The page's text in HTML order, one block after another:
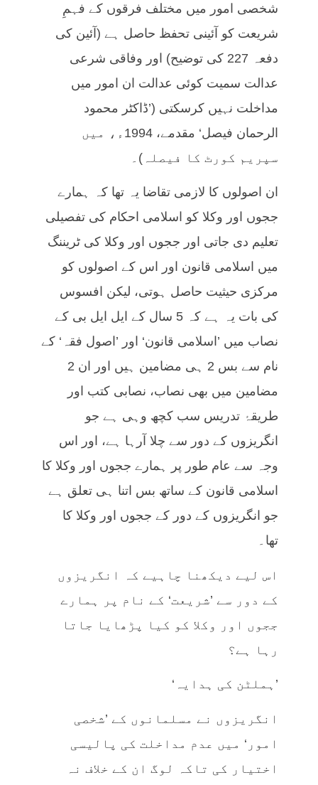
شخصی امور میں مختلف فرقوں کے فہمِ
شریعت کو آئینی تحفظ حاصل ہے (آئین کی
دفعہ 227 کی توضیح) اور وفاقی شرعی
عدالت سمیت کوئی عدالت ان امور میں
مداخلت نہیں کرسکتی (’ڈاکٹر محمود
الرحمان فیصل‘ مقدمے، 1994ء، میں
سپریم کورٹ کا فیصلہ)۔
ان اصولوں کا لازمی تقاضا یہ تھا کہ ہمارے
ججوں اور وکلا کو اسلامی احکام کی تفصیلی
تعلیم دی جاتی اور ججوں اور وکلا کی ٹریننگ
میں اسلامی قانون اور اس کے اصولوں کو
مرکزی حیثیت حاصل ہوتی، لیکن افسوس
کی بات یہ ہے کہ 5 سال کے ایل ایل بی کے
نصاب میں ’اسلامی قانون‘ اور ’اصول فقہ‘ کے
نام سے بس 2 ہی مضامین ہیں اور ان 2
مضامین میں بھی نصاب، نصابی کتب اور
طریقۂ تدریس سب کچھ وہی ہے جو
انگریزوں کے دور سے چلا آرہا ہے، اور اس
وجہ سے عام طور پر ہمارے ججوں اور وکلا کا
اسلامی قانون کے ساتھ بس اتنا ہی تعلق ہے
جو انگریزوں کے دور کے ججوں اور وکلا کا
تھا۔
اس لیے دیکھنا چاہیے کہ انگریزوں
کے دور سے ’شریعت‘ کے نام پر ہمارے
ججوں اور وکلا کو کیا پڑھایا جاتا
رہا ہے؟
’ہملٹن کی ہدایہ‘
انگریزوں نے مسلمانوں کے ’شخصی
امور‘ میں عدم مداخلت کی پالیسی
اختیار کی تاکہ لوگ ان کے خلاف نہ